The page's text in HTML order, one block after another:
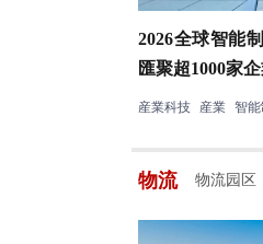
2026全球智能
匯聚超1000家
産業科技 産業 智能
物流 物流园区